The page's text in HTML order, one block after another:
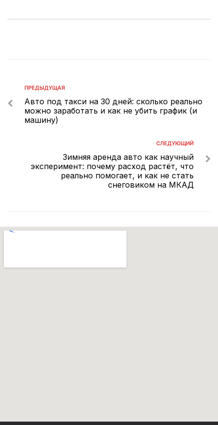
ПРЕДЫДУЩАЯ
Авто под такси на 30 дней: сколько реально
можно заработать и как не убить график (и
машину)
СЛЕДУЮЩИЙ
Зимняя аренда авто как научный
эксперимент: почему расход растёт, что
реально помогает, и как не стать
снеговиком на МКАД